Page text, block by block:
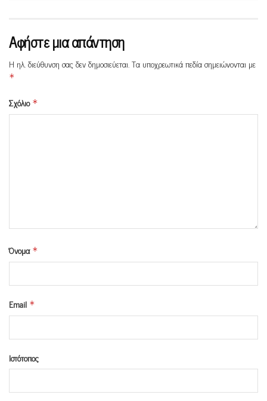
Αφήστε μια απάντηση
Η ηλ. διεύθυνση σας δεν δημοσιεύεται.Τα υποχρεωτικά πεδία σημειώνονται με
*
Σχόλιο *
Όνομα *
Email *
Ιστότοπος